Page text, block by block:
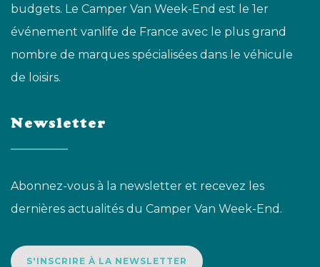
budgets. Le Camper Van Week-End est le 1er
événement vanlife de France avec le plus grand
nombre de marques spécialisées dans le véhicule
de loisirs.
Newsletter
Abonnez-vous à la newsletter et recevez les
dernières actualités du Camper Van Week-End.
S'INSCRIRE À LA NEWSLETTER